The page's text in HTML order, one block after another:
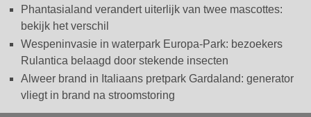
Phantasialand verandert uiterlijk van twee mascottes:
bekijk het verschil
Wespeninvasie in waterpark Europa-Park: bezoekers
Rulantica belaagd door stekende insecten
Alweer brand in Italiaans pretpark Gardaland: generator
vliegt in brand na stroomstoring